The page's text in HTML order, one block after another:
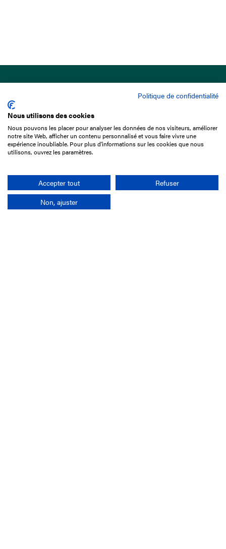
15 Boulevard de Douaumont
75017 Paris
01 49 10 20 29
Rechercher
Politique de confidentialité
Nous utilisons des cookies
Nous pouvons les placer pour analyser les données de nos visiteurs, améliorer
notre site Web, afficher un contenu personnalisé et vous faire vivre une
expérience inoubliable. Pour plus d'informations sur les cookies que nous
utilisons, ouvrez les paramètres.
Accepter tout
Refuser
Non, ajuster